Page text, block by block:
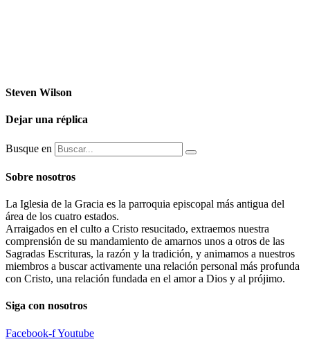
Steven Wilson
Dejar una réplica
Busque en
Sobre nosotros
La Iglesia de la Gracia es la parroquia episcopal más antigua del
área de los cuatro estados.
Arraigados en el culto a Cristo resucitado, extraemos nuestra
comprensión de su mandamiento de amarnos unos a otros de las
Sagradas Escrituras, la razón y la tradición, y animamos a nuestros
miembros a buscar activamente una relación personal más profunda
con Cristo, una relación fundada en el amor a Dios y al prójimo.
Siga con nosotros
Facebook-fYoutube